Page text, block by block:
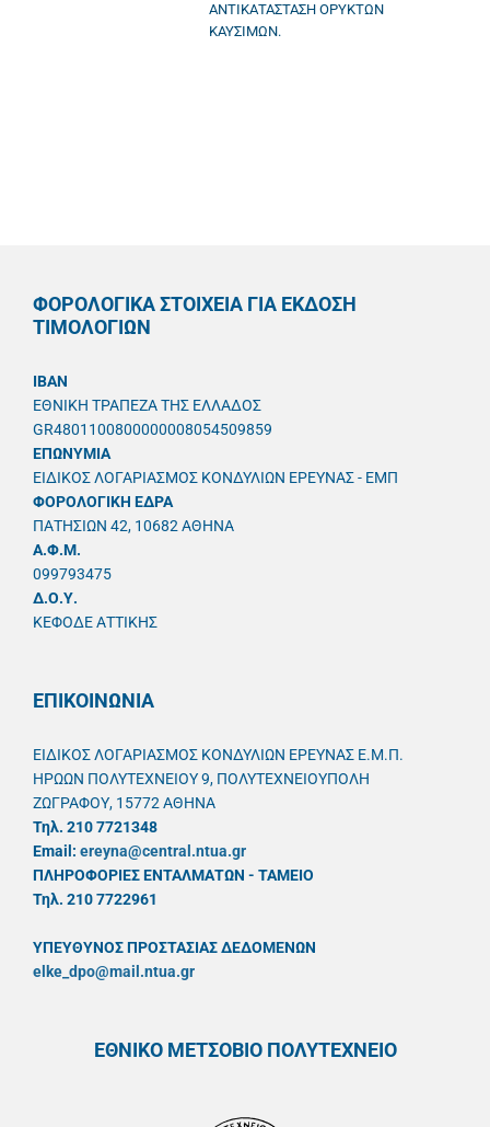
ΑΝΤΙΚΑΤΑΣΤΑΣΗ ΟΡΥΚΤΩΝ
ΚΑΥΣΙΜΩΝ.
ΦΟΡΟΛΟΓΙΚΑ ΣΤΟΙΧΕΙΑ ΓΙΑ ΕΚΔΟΣΗ
ΤΙΜΟΛΟΓΙΩΝ
IBAN
ΕΘΝΙΚΗ ΤΡΑΠΕΖΑ ΤΗΣ ΕΛΛΑΔΟΣ
GR4801100800000008054509859
ΕΠΩΝΥΜΙΑ
ΕΙΔΙΚΟΣ ΛΟΓΑΡΙΑΣΜΟΣ ΚΟΝΔΥΛΙΩΝ ΕΡΕΥΝΑΣ - ΕΜΠ
ΦΟΡΟΛΟΓΙΚΗ ΕΔΡΑ
ΠΑΤΗΣΙΩΝ 42, 10682 ΑΘΗΝΑ
A.Φ.Μ.
099793475
Δ.Ο.Υ.
ΚΕΦΟΔΕ ΑΤΤΙΚΗΣ
ΕΠΙΚΟΙΝΩΝΙΑ
ΕΙΔΙΚΟΣ ΛΟΓΑΡΙΑΣΜΟΣ ΚΟΝΔΥΛΙΩΝ ΕΡΕΥΝΑΣ Ε.Μ.Π.
ΗΡΩΩΝ ΠΟΛΥΤΕΧΝΕΙΟΥ 9, ΠΟΛΥΤΕΧΝΕΙΟΥΠΟΛΗ
ΖΩΓΡΑΦΟΥ, 15772 ΑΘΗΝΑ
Τηλ. 210 7721348
Email: ereyna@central.ntua.gr
ΠΛΗΡΟΦΟΡΙΕΣ ΕΝΤΑΛΜΑΤΩΝ - ΤΑΜΕΙΟ
Τηλ. 210 7722961
ΥΠΕΥΘYΝΟΣ ΠΡΟΣΤΑΣΙΑΣ ΔΕΔΟΜΕΝΩΝ
elke_dpo@mail.ntua.gr
ΕΘΝΙΚΟ ΜΕΤΣΟΒΙΟ ΠΟΛΥΤΕΧΝΕΙΟ